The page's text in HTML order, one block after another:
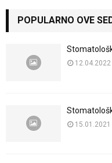
POPULARNO OVE
12.04.2022
15.01.2021